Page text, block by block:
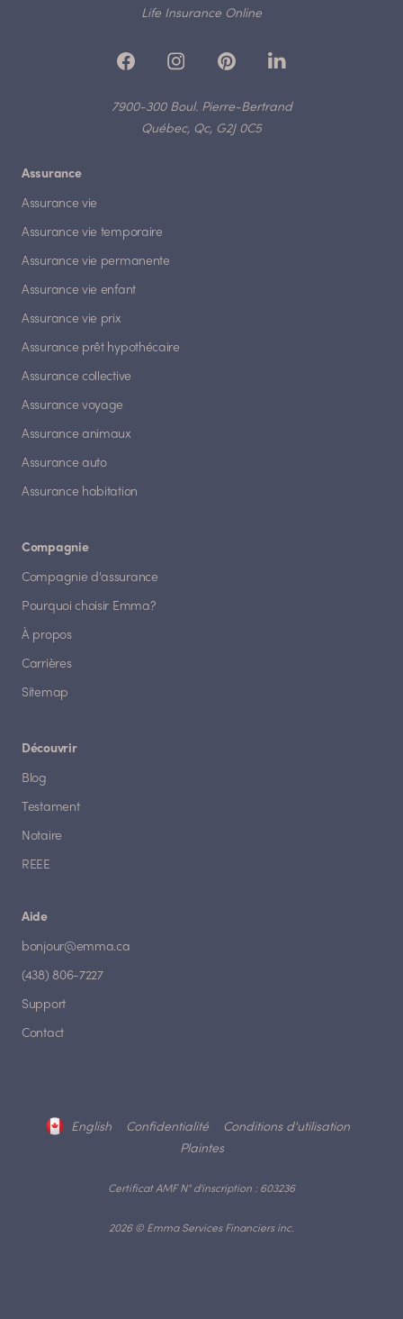
Life Insurance Online
7900-300 Boul. Pierre-Bertrand
Québec, Qc, G2J 0C5
Assurance
Assurance vie
Assurance vie temporaire
Assurance vie permanente
Assurance vie enfant
Assurance vie prix
Assurance prêt hypothécaire
Assurance collective
Assurance voyage
Assurance animaux
Assurance auto
Assurance habitation
Compagnie
Compagnie d'assurance
Pourquoi choisir Emma?
À propos
Carrières
Sitemap
Découvrir
Blog
Testament
Notaire
REEE
Aide
bonjour@emma.ca
(438) 806-7227
Support
Contact
2026 © Emma Services Financiers inc.
Certificat AMF N° d'inscription : 603236
English Confidentialité
Conditions d'utilisation
Plaintes